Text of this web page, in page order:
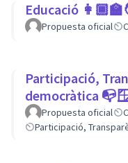
Educació
Propuesta oficial
Participació,
democràtica
Propuesta oficial
Participació,